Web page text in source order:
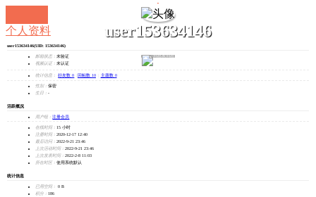
user153634146
发消息
个人资料
user153634146(UID: 153634146)
邮箱状态： 未验证
视频认证： 未认证
统计信息： 好友数 0 回帖数 10 主题数 0
性别： 保密
生日： -
活跃概况
用户组： 注册会员
在线时间： 15 小时
注册时间： 2020-12-17 12:40
最后访问： 2022-9-21 23:46
上次活动时间： 2022-9-21 23:46
上次发表时间： 2022-2-8 11:03
所在时区： 使用系统默认
统计信息
已用空间：
0 B
积分： 186